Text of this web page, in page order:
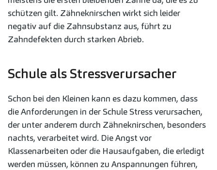
schützen gilt. Zähneknirschen wirkt sich leider
negativ auf die Zahnsubstanz aus, führt zu
Zahndefekten durch starken Abrieb.
Schule als Stressverursacher
Schon bei den Kleinen kann es dazu kommen, dass
die Anforderungen in der Schule Stress verursachen,
der unter anderem durch Zähneknirschen, besonders
nachts, verarbeitet wird. Die Angst vor
Klassenarbeiten oder die Hausaufgaben, die erledigt
werden müssen, können zu Anspannungen führen,